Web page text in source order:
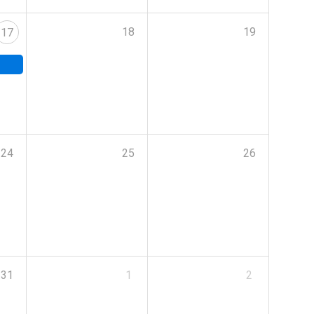
17 18 19
24 25 26
31 1 2